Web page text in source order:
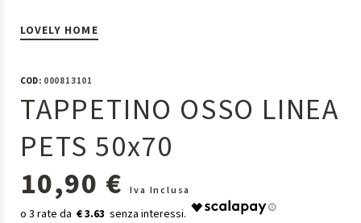
LOVELY HOME
COD:000813101
TAPPETINO OSSO LINEA
PETS 50x70
10,90 €
Iva Inclusa
€ 3.63